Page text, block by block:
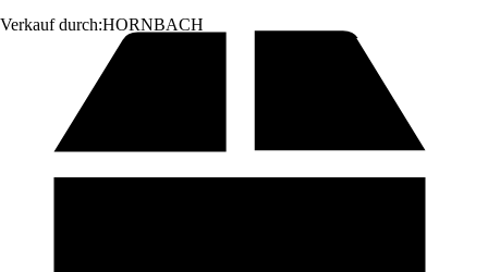
Verkauf durch:HORNBACH